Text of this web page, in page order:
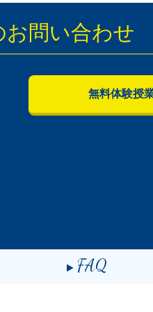
お問い合わせ
無料体験授
FAQ